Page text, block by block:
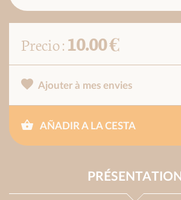
Precio :10.00 €
Ajouter à mes envies
AÑADIR A LA CESTA
PRÉSENTATION